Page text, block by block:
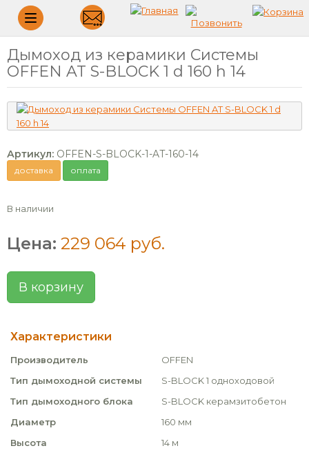
Меню
Дымоход из керамики Системы
OFFEN AT S-BLOCK 1 d 160 h 14
Артикул: OFFEN-S-BLOCK-1-AT-160-14
доставка оплата
В наличии
Цена: 229 064 руб.
В корзину
Характеристики
Производитель
OFFEN
Тип дымоходной системы
S-BLOCK 1 одноходовой
Тип дымоходного блока
S-BLOCK керамзитобетон
Диаметр
160 мм
Высота
14 м